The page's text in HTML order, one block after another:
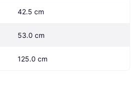
42.5 cm
53.0 cm
125.0 cm